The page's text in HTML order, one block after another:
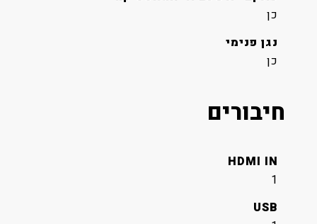
כן
נגן פנימי
כן
חיבורים
HDMI IN
1
USB